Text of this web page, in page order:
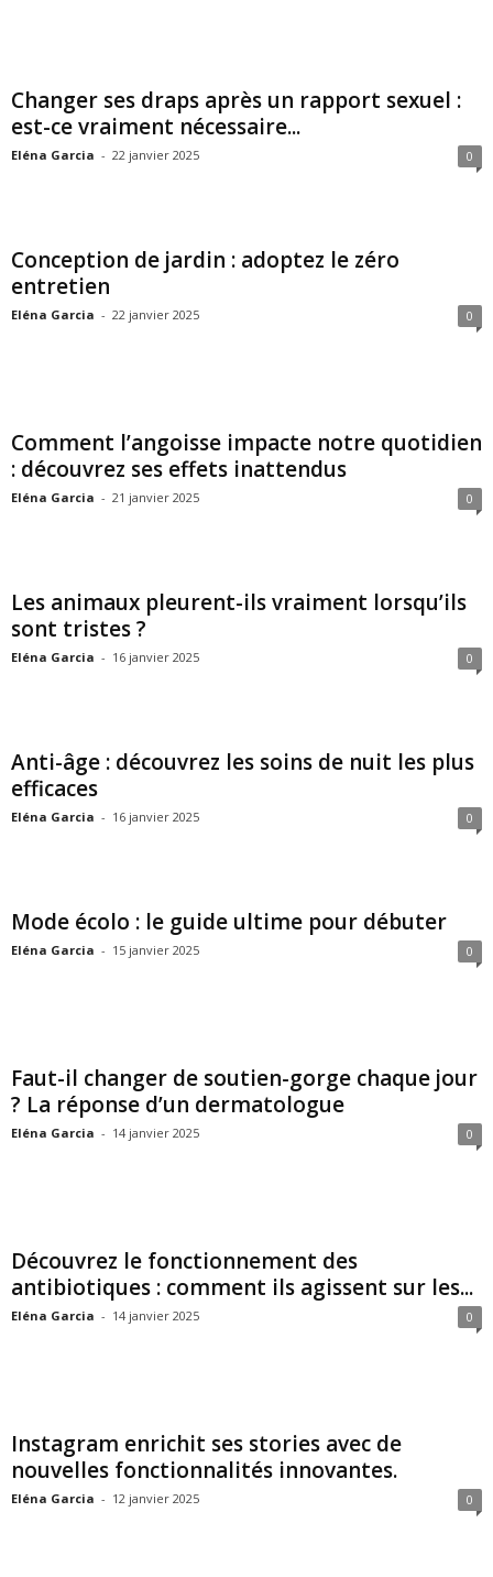
Changer ses draps après un rapport sexuel :
est-ce vraiment nécessaire...
Eléna Garcia - 22 janvier 2025 0
Conception de jardin : adoptez le zéro
entretien
Eléna Garcia - 22 janvier 2025 0
Comment l’angoisse impacte notre quotidien
: découvrez ses effets inattendus
Eléna Garcia - 21 janvier 2025 0
Les animaux pleurent-ils vraiment lorsqu’ils
sont tristes ?
Eléna Garcia - 16 janvier 2025 0
Anti-âge : découvrez les soins de nuit les plus
efficaces
Eléna Garcia - 16 janvier 2025 0
Mode écolo : le guide ultime pour débuter
Eléna Garcia - 15 janvier 2025 0
Faut-il changer de soutien-gorge chaque jour
? La réponse d’un dermatologue
Eléna Garcia - 14 janvier 2025 0
Découvrez le fonctionnement des
antibiotiques : comment ils agissent sur les...
Eléna Garcia - 14 janvier 2025 0
Instagram enrichit ses stories avec de
nouvelles fonctionnalités innovantes.
Eléna Garcia - 12 janvier 2025 0